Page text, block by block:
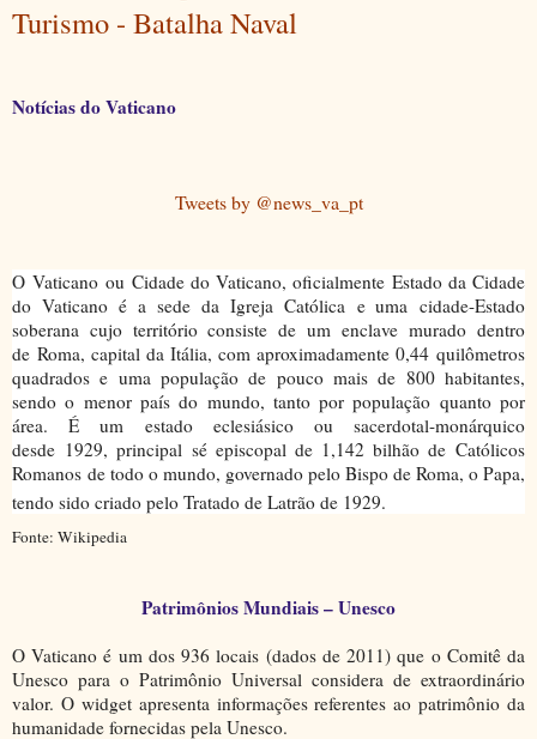
Turismo - Batalha Naval
Notícias do Vaticano
Tweets by @news_va_pt
O Vaticano ou Cidade do Vaticano, oficialmente Estado da Cidade
do Vaticano é a sede daIgreja Católica e uma cidade-Estado
soberana cujo território consiste de um enclave murado dentro
de Roma, capital da Itália, com aproximadamente 0,44 quilômetros
quadrados e uma população de pouco mais de 800 habitantes,
sendo o menor país do mundo, tanto por população quanto por
área. É um estado eclesiásico ou sacerdotal-monárquico
desde 1929, principalséepiscopal de 1,142 bilhão de Católicos
Romanos de todo o mundo, governado pelo Bispo de Roma, o Papa,
tendo sido criado pelo Tratado de Latrão de 1929.
Fonte: Wikipedia
Patrimônios Mundiais– Unesco
O Vaticano é um dos 936 locais (dados de 2011) que o Comitê da
Unesco para o Patrimônio Universal considera de extraordinário
valor. O widget apresenta informações referentes ao patrimônio da
humanidade fornecidas pela Unesco.